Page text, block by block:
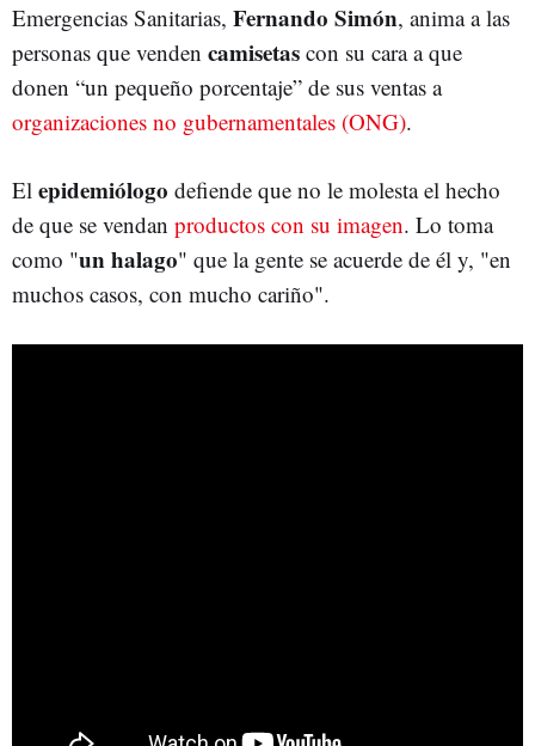
Emergencias Sanitarias, Fernando Simón, anima a las
personas que venden camisetas con su cara a que
donen “un pequeño porcentaje” de sus ventas a
organizaciones no gubernamentales (ONG).
El epidemiólogo defiende que no le molesta el hecho
de que se vendan productos con su imagen. Lo toma
como "un halago" que la gente se acuerde de él y, "en
muchos casos, con mucho cariño".